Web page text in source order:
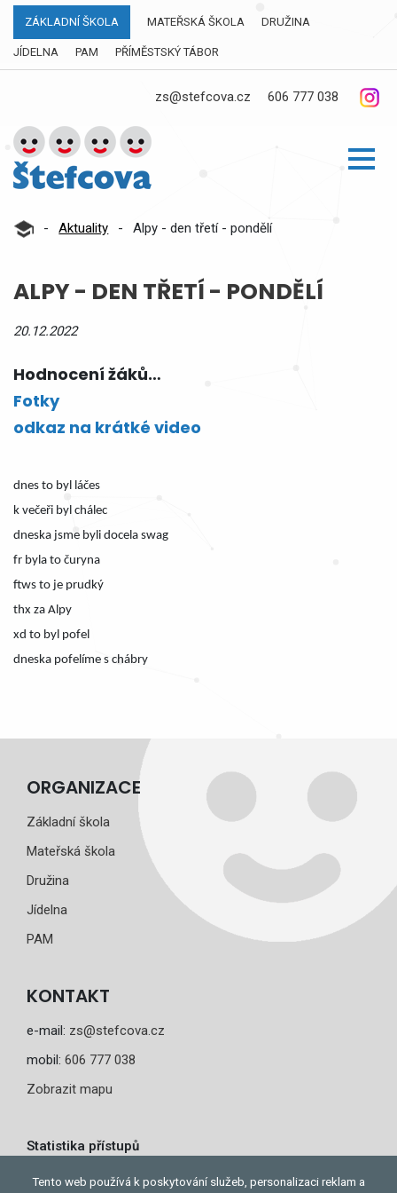
ZÁKLADNÍ ŠKOLA MATEŘSKÁ ŠKOLA DRUŽINA
JÍDELNA PAM PŘÍMĚSTSKÝ TÁBOR
zs@stefcova.cz 606 777 038
- Aktuality - Alpy - den třetí - pondělí
ALPY - DEN TŘETÍ - PONDĚLÍ
20.12.2022
Hodnocení žáků…
Fotky
odkaz na krátké video
dnes to byl láčes
k večeři byl chálec
dneska jsme byli docela swag
fr byla to čuryna
ftws to je prudký
thx za Alpy
xd to byl pofel
dneska pofelíme s chábry
ORGANIZACE
Základní škola
Mateřská škola
Družina
Jídelna
PAM
KONTAKT
e-mail: zs@stefcova.cz
mobil: 606 777 038
Zobrazit mapu
Statistika přístupů
Dnes: 1
Tento web používá k poskytování služeb, personalizaci reklam a